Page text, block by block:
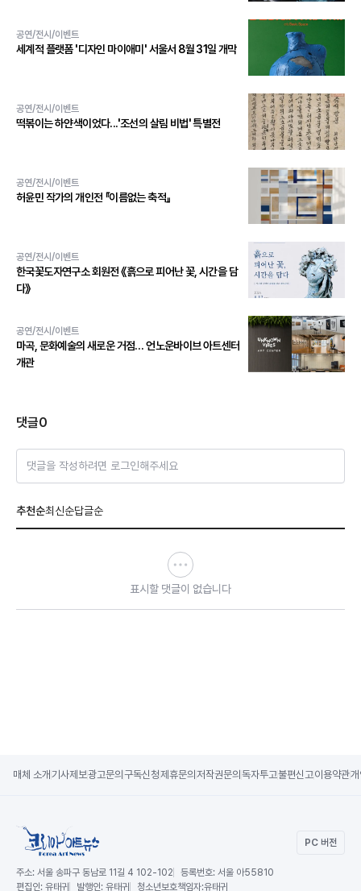
공연/전시/이벤트
세계적 플랫폼 '디자인 마이애미' 서울서 8월 31일 개막
공연/전시/이벤트
떡볶이는 하얀색이었다...'조선의 살림 비법' 특별전
공연/전시/이벤트
허윤민 작가의 개인전 『이름없는 축적』
공연/전시/이벤트
한국꽃도자연구소 회원전 《흙으로 피어난 꽃, 시간을 담
다》
공연/전시/이벤트
마곡, 문화예술의 새로운 거점… 언노운바이브 아트센터
개관
댓글0
댓글을 작성하려면 로그인해주세요
추천순최신순답글순
표시할 댓글이 없습니다
매체 소개 기사제보광고문의 구독신청제휴문의 저작권문의 독자투고불편신고이용약관
PC 버전
주소: 서울 송파구 동남로 11길 4 102-102 등록번호: 서울 아55810
편집인: 유태귀 발행인: 유태귀 청소년보호책임자:유태귀